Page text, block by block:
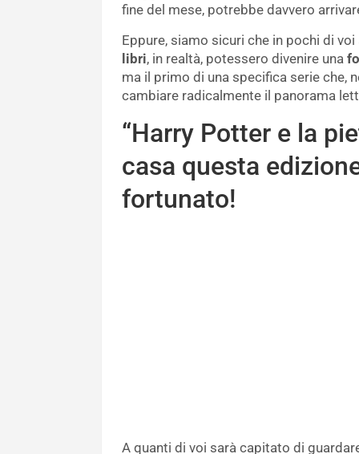
fine del mese, potrebbe davvero
Eppure, siamo sicuri che in pochi di
libri, in realtà, potessero divenire una
ma il primo di una specifica serie che,
cambiare radicalmente il panorama
“Harry Potter e la
casa questa
fortunato!
A quanti di voi sarà capitato di